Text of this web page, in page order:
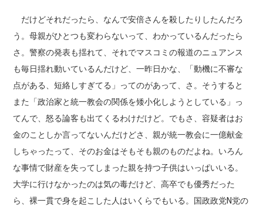
だけどそれだったら、なんで安倍さんを殺したりしたんだろ
う。母親がひとつも変わらないって、わかっているんだったら
さ。警察の発表も揺れて、それでマスコミの報道のニュアンス
も毎日揺れ動いているんだけど、一昨日かな、「動機に不審な
点がある、短絡しすぎてる」ってのがあって、さ。そうすると
また「政治家と統一教会の関係を矮小化しようとしている」っ
てんで、怒る論客も出てくるわけだけど。でもさ、容疑者はお
金のことしか言ってないんだけどさ、親が統一教会に一億献金
しちゃったって、そのお金はそもそも親のものだよね。いろん
な事情で財産を失ってしまった親を持つ子供はいっぱいいる。
大学に行けなかったのは気の毒だけど、高卒でも優秀だった
ら、裸一貫で身を起こした人はいくらでもいる。国政政党N党の